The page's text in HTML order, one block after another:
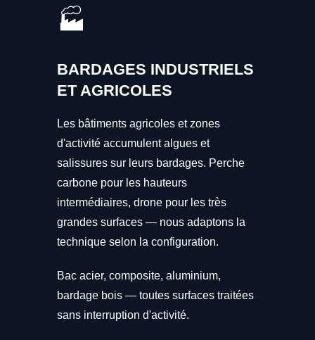
🏭
BARDAGES INDUSTRIELS
ET AGRICOLES
Les bâtiments agricoles et zones
d'activité accumulent algues et
salissures sur leurs bardages. Perche
carbone pour les hauteurs
intermédiaires, drone pour les très
grandes surfaces — nous adaptons la
technique selon la configuration.
Bac acier, composite, aluminium,
bardage bois — toutes surfaces traitées
sans interruption d'activité.